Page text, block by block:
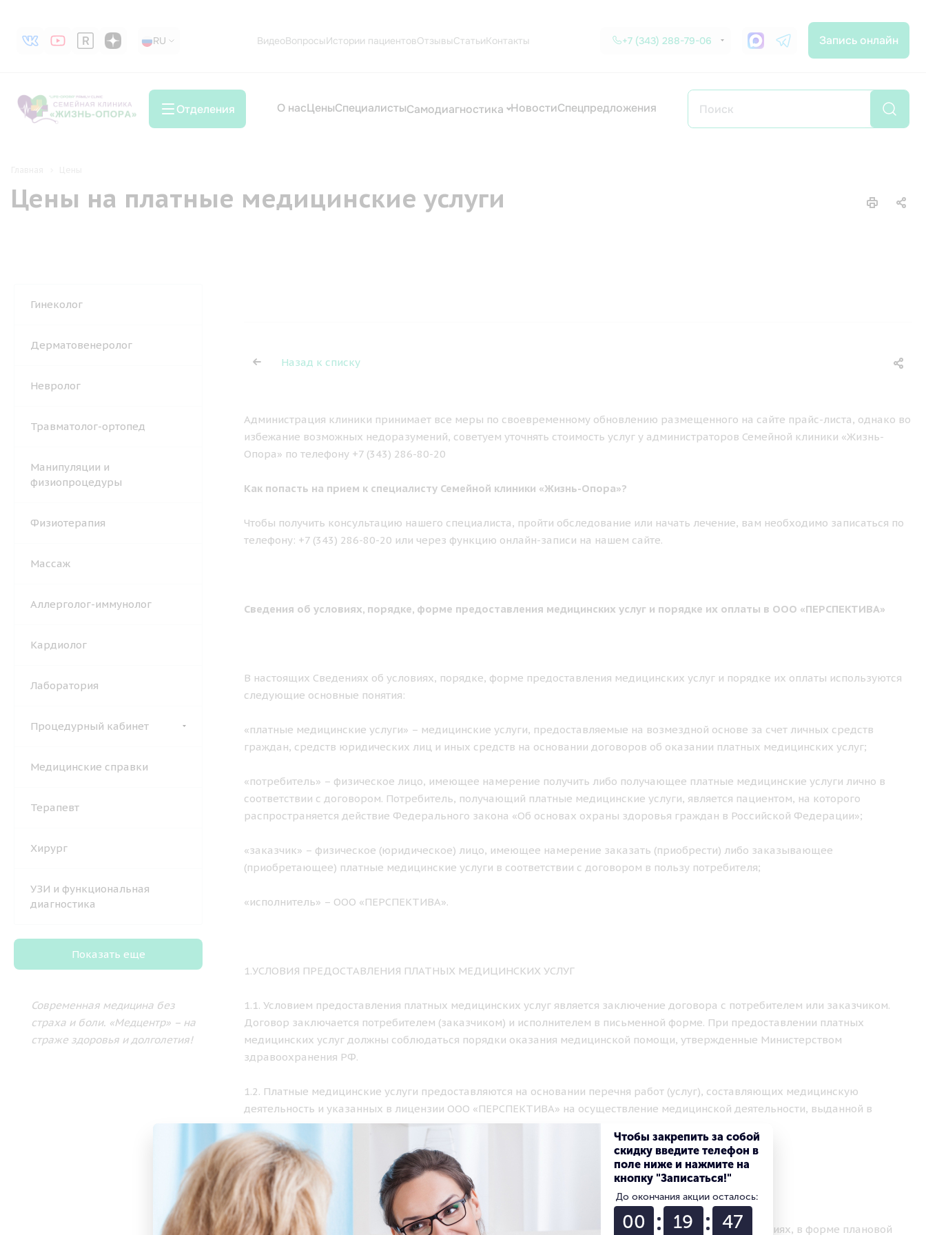
RU
RU ВидеоВопросыИстории пациентовОтзывыСтатьиКонтакты +7 (343) 288-79-06 Запись онлайн
Отделения О насЦеныСпециалистыСамодиагностика НовостиСпецпредложения
Цены на платные медицинские услуги
Гинеколог
Дерматовенеролог
Невролог
Травматолог-ортопед
Манипуляции и
физиопроцедуры
Физиотерапия
Массаж
Аллерголог-иммунолог
Кардиолог
Лаборатория
Процедурный кабинет
Медицинские справки
Терапевт
Хирург
УЗИ и функциональная
диагностика
Показать еще
Современная медицина без
страха и боли. «Медцентр» – на
страже здоровья и долголетия!
Назад к списку
Администрация клиники принимает все меры по своевременному обновлению размещенного на сайте прайс-листа, однако во
избежание возможных недоразумений, советуем уточнять стоимость услуг у администраторов Семейной клиники «Жизнь-
Опора» по телефону +7 (343) 286-80-20
Как попасть на прием к специалисту Семейной клиники «Жизнь-Опора»?
Чтобы получить консультацию нашего специалиста, пройти обследование или начать лечение, вам необходимо записаться по
телефону: +7 (343) 286-80-20 или через функцию онлайн-записи на нашем сайте.
Сведения об условиях, порядке, форме предоставления медицинских услуг и порядке их оплаты в ООО «ПЕРСПЕКТИВА»
В настоящих Сведениях об условиях, порядке, форме предоставления медицинских услуг и порядке их оплаты используются
следующие основные понятия:
«платные медицинские услуги» – медицинские услуги, предоставляемые на возмездной основе за счет личных средств
граждан, средств юридических лиц и иных средств на основании договоров об оказании платных медицинских услуг;
«потребитель» – физическое лицо, имеющее намерение получить либо получающее платные медицинские услуги лично в
соответствии с договором. Потребитель, получающий платные медицинские услуги, является пациентом, на которого
распространяется действие Федерального закона «Об основах охраны здоровья граждан в Российской Федерации»;
«заказчик» – физическое (юридическое) лицо, имеющее намерение заказать (приобрести) либо заказывающее
(приобретающее) платные медицинские услуги в соответствии с договором в пользу потребителя;
«исполнитель» – ООО «ПЕРСПЕКТИВА».
1.УСЛОВИЯ ПРЕДОСТАВЛЕНИЯ ПЛАТНЫХ МЕДИЦИНСКИХ УСЛУГ
1.1. Условием предоставления платных медицинских услуг является заключение договора с потребителем или заказчиком.
Договор заключается потребителем (заказчиком) и исполнителем в письменной форме. При предоставлении платных
медицинских услуг должны соблюдаться порядки оказания медицинской помощи, утвержденные Министерством
здравоохранения РФ.
1.2. Платные медицинские услуги предоставляются на основании перечня работ (услуг), составляющих медицинскую
деятельность и указанных в лицензии ООО «ПЕРСПЕКТИВА» на осуществление медицинской деятельности, выданной в
установленном порядке.
2. ПОРЯДОК И ФОРМА ПРЕДОСТАВЛЕНИЯ ПЛАТНЫХ МЕДИЦИНСКИХ УСЛУГ
2.1. Медицинские услуги, предусмотренные лицензией клиники, оказываются в амбулаторных условиях, в форме плановой
Чтобы закрепить за собой
скидку введите телефон в
поле ниже и нажмите на
кнопку "Записаться!"
До окончания акции осталось:
00 19 46